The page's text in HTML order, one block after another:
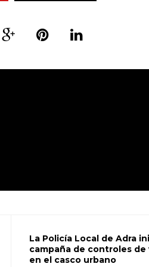
La Policía Local de Adra
campaña de controles de
en el casco urbano